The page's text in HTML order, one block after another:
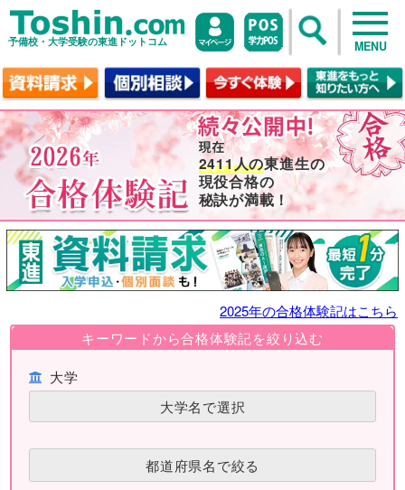
予備校・大学受験の東進ドットコム MENU
2411人の東進生の
現役合格の
秘訣が満載！
2025年の合格体験記はこちら
キーワードから合格体験記を絞り込む
大学
大学名で選択
都道府県名で絞る